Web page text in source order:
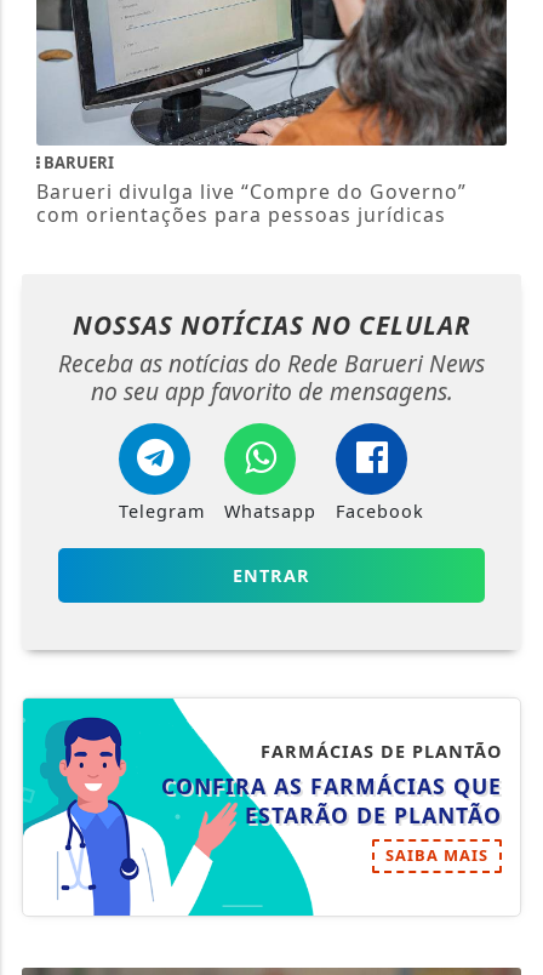
BARUERI
Barueri divulga live “Compre do Governo”
com orientações para pessoas jurídicas
NOSSAS NOTÍCIAS NO CELULAR
Receba as notícias do Rede Barueri News
no seu app favorito de mensagens.
Telegram Whatsapp Facebook
ENTRAR
FARMÁCIAS DE PLANTÃO
CONFIRA AS FARMÁCIAS QUE
ESTARÃO DE PLANTÃO
SAIBA MAIS